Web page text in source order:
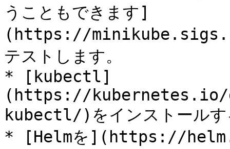
うこともできます]
(https://
テストします。
* [kubectl]
(https://
kubectl/)をインストールす
* [Helmを](https://